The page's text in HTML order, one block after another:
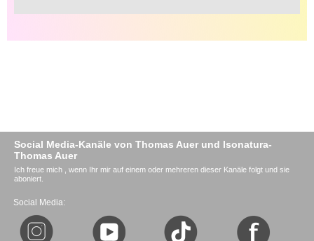
Social Media-Kanäle von Thomas Auer und Isonatura-
Thomas Auer
Ich freue mich , wenn Ihr mir auf einem oder mehreren dieser Kanäle folgt und sie
aboniert.
Social Media: